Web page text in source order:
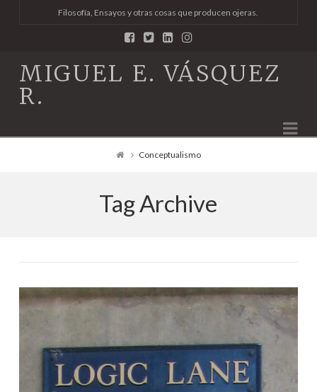
Filosofía, Ensayos y otras cosas que producen ojeras.
MIGUEL E. VÁSQUEZ
R.
Conceptualismo
Tag Archive